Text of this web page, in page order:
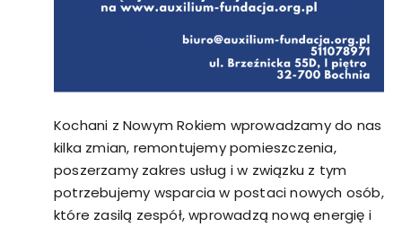
Kochani z Nowym Rokiem wprowadzamy do nas
kilka zmian, remontujemy pomieszczenia,
poszerzamy zakres usług i w związku z tym
potrzebujemy wsparcia w postaci nowych osób,
które zasilą zespół, wprowadzą nową energię i